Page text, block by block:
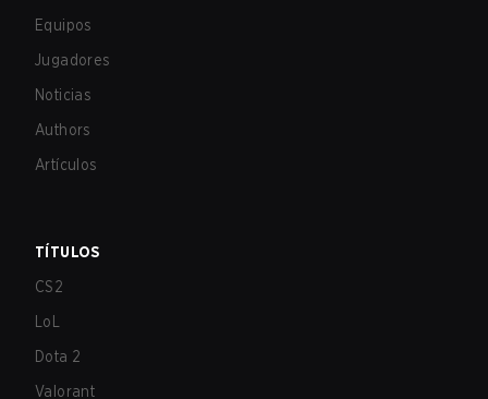
Equipos
Jugadores
Noticias
Authors
Artículos
TÍTULOS
CS2
LoL
Dota 2
Valorant